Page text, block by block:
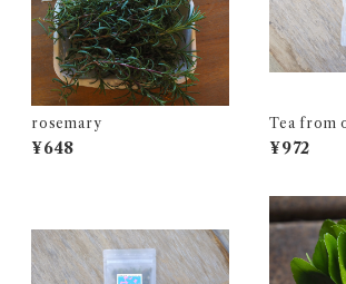
rosemary
¥648
Tea from
al blend-
¥972